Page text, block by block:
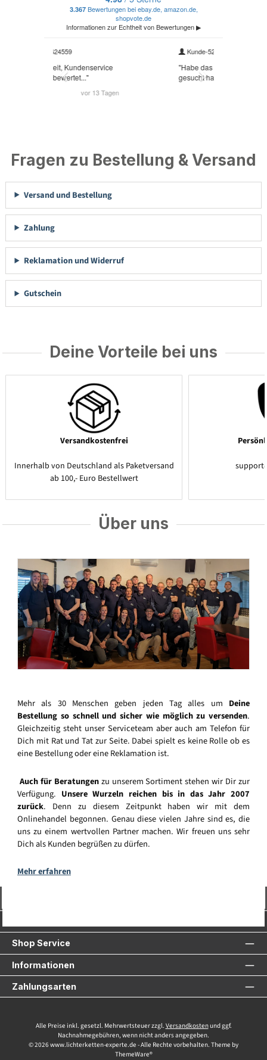
Fragen zu Bestellung & Versand
Versand und Bestellung
Zahlung
Reklamation und Widerruf
Gutschein
Deine Vorteile bei uns
Versandkostenfrei
Innerhalb von Deutschland als Paketversand
ab 100,- Euro Bestellwert
Über uns
Mehr als 30 Menschen geben jeden Tag alles um Deine
Bestellung so schnell und sicher wie möglich zu versenden.
Gleichzeitig steht unser Serviceteam aber auch am Telefon für
Dich mit Rat und Tat zur Seite. Dabei spielt es keine Rolle ob es
eine Bestellung oder eine Reklamation ist.
Auch für Beratungenzu unserem Sortiment stehen wir Dir zur
Verfügung. Unsere Wurzeln reichen bis in das Jahr 2007
zurück. Denn zu diesem Zeitpunkt haben wir mit dem
Onlinehandel begonnen. Genau diese vielen Jahre sind es, die
uns zu einem wertvollen Partner machen. Wir freuen uns sehr
Dich als Kunden begrüßen zu dürfen.
Mehr erfahren
Shop Service
Informationen
Zahlungsarten
Alle Preise inkl. gesetzl. Mehrwertsteuer zzgl. Versandkostenund ggf.
Nachnahmegebühren, wenn nicht anders angegeben.
© 2026 www.lichterketten-experte.de - Alle Rechte vorbehalten. Theme by
ThemeWare®